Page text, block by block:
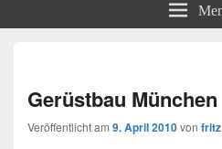
Gerüstbau München
Veröffentlicht am 9. April 2010von fritz